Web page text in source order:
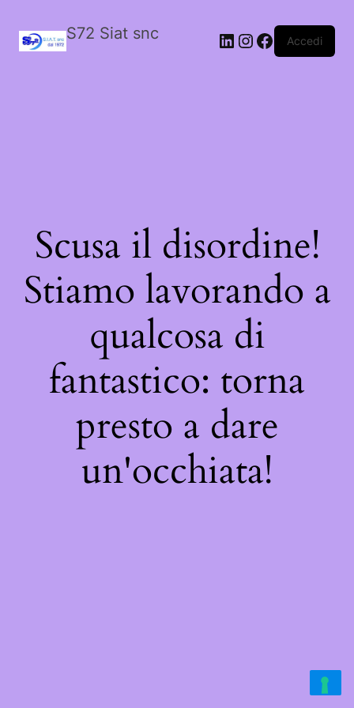
S72 Siat snc LinkedIn
Instagram
Facebook
Accedi
Scusa il disordine!
Stiamo lavorando a
qualcosa di
fantastico: torna
presto a dare
un'occhiata!